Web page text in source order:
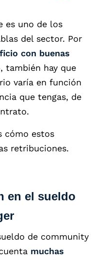
es uno de los
del sector. Por
con buenas
también hay que
varía en función
que tengas, de
cómo estos
retribuciones.
en el sueldo
de community
muchas